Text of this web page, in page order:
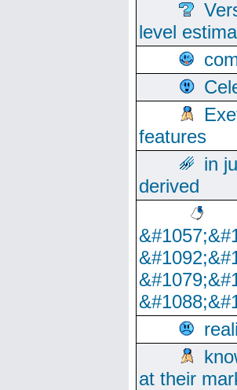
level
features
in
derived
at their